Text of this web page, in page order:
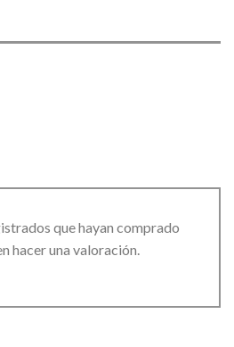
que hayan comprado
hacer una valoración.